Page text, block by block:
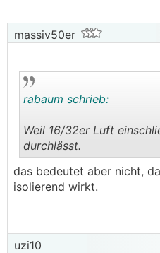
massiv50er
..
rabaum schrieb:
Weil 16/32er Luft
durchlässt.
das bedeutet aber nicht,
isolierend wirkt.
uzi10